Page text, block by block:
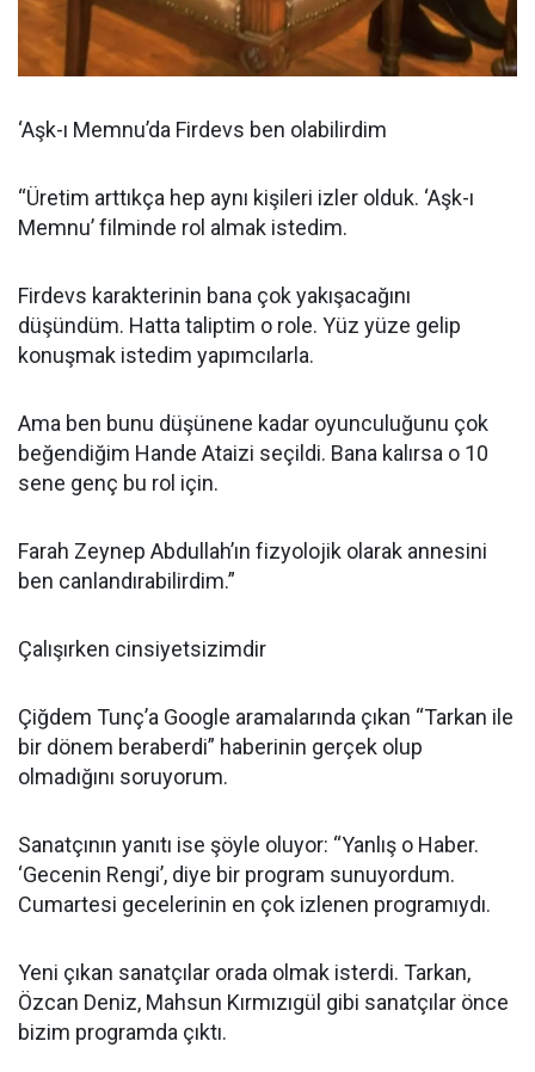
‘Aşk-ı Memnu’da Firdevs ben olabilirdim
“Üretim arttıkça hep aynı kişileri izler olduk. ‘Aşk-ı
Memnu’ filminde rol almak istedim.
Firdevs karakterinin bana çok yakışacağını
düşündüm. Hatta taliptim o role. Yüz yüze gelip
konuşmak istedim yapımcılarla.
Ama ben bunu düşünene kadar oyunculuğunu çok
beğendiğim Hande Ataizi seçildi. Bana kalırsa o 10
sene genç bu rol için.
Farah Zeynep Abdullah’ın fizyolojik olarak annesini
ben canlandırabilirdim.”
Çalışırken cinsiyetsizimdir
Çiğdem Tunç’a Google aramalarında çıkan “Tarkan ile
bir dönem beraberdi” haberinin gerçek olup
olmadığını soruyorum.
Sanatçının yanıtı ise şöyle oluyor: “Yanlış o Haber.
‘Gecenin Rengi’, diye bir program sunuyordum.
Cumartesi gecelerinin en çok izlenen programıydı.
Yeni çıkan sanatçılar orada olmak isterdi. Tarkan,
Özcan Deniz, Mahsun Kırmızıgül gibi sanatçılar önce
bizim programda çıktı.